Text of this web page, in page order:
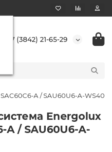
+7 (3842) 21-65-29
A / SAU60U6-A-WS40
Energolux
A / SAU60U6-A-